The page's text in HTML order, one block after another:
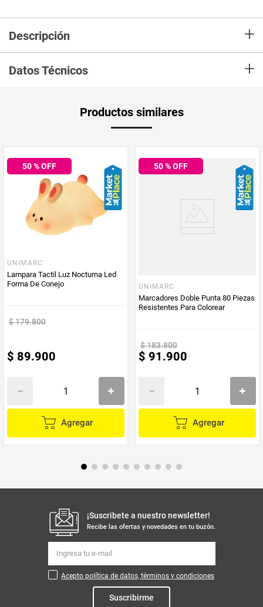
Descripción +
Datos Técnicos +
Productos similares
50% OFF
UNIMARC
Lampara Tactil Luz Nocturna Led
Forma De Conejo
$179.800
$ 89.900
Agregar
50% OFF
UNIMARC
Marcadores Doble Punta 80 Piezas
Resistentes Para Colorear
$183.800
$ 91.900
Agregar
¡Suscribete a nuestro newsletter!
Recibe las ofertas y novedades en tu buzón.
Acepto política de datos, términos y condiciones
Suscribirme